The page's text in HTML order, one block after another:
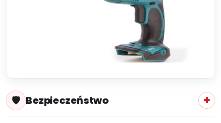
Bezpieczeństwo